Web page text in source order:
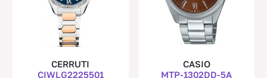
CERRUTI
CIWLG2225501
CASIO
MTP-1302DD-5A